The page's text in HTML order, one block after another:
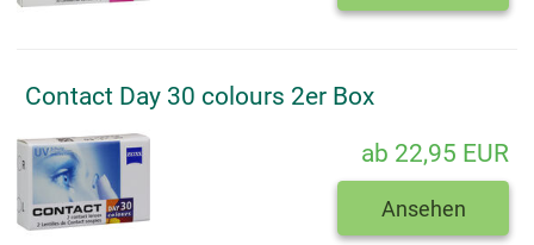
Contact Day 30 colours 2er Box
ab 22,95 EUR
Ansehen